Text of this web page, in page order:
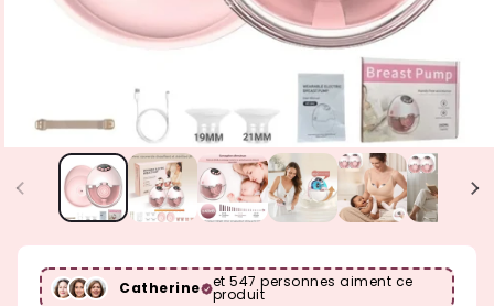
Catherine et 547 personnes aiment ce
produit